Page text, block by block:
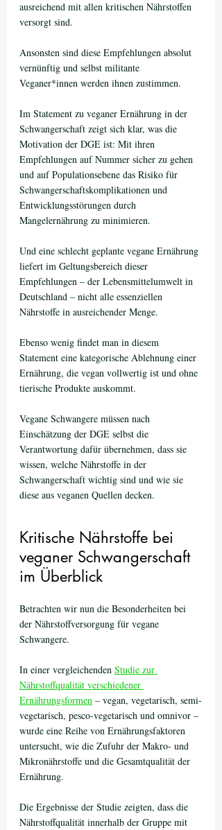
ausreichend mit allen kritischen Nährstoffen
versorgt sind.
Ansonsten sind diese Empfehlungen absolut
vernünftig und selbst militante
Veganer*innen werden ihnen zustimmen.
Im Statement zu veganer Ernährung in der
Schwangerschaft zeigt sich klar, was die
Motivation der DGE ist: Mit ihren
Empfehlungen auf Nummer sicher zu gehen
und auf Populationsebene das Risiko für
Schwangerschaftskomplikationen und
Entwicklungsstörungen durch
Mangelernährung zu minimieren.
Und eine schlecht geplante vegane Ernährung
liefert im Geltungsbereich dieser
Empfehlungen – der Lebensmittelumwelt in
Deutschland – nicht alle essenziellen
Nährstoffe in ausreichender Menge.
Ebenso wenig findet man in diesem
Statement eine kategorische Ablehnung einer
Ernährung, die vegan vollwertig ist und ohne
tierische Produkte auskommt.
Vegane Schwangere müssen nach
Einschätzung der DGE selbst die
Verantwortung dafür übernehmen, dass sie
wissen, welche Nährstoffe in der
Schwangerschaft wichtig sind und wie sie
diese aus veganen Quellen decken.
Kritische Nährstoffe bei
veganer Schwangerschaft
im Überblick
Betrachten wir nun die Besonderheiten bei
der Nährstoffversorgung für vegane
Schwangere.
In einer vergleichenden Studie zur
Nährstoffqualität verschiedener
Ernährungsformen – vegan, vegetarisch, semi-
vegetarisch, pesco-vegetarisch und omnivor –
wurde eine Reihe von Ernährungsfaktoren
untersucht, wie die Zufuhr der Makro- und
Mikronährstoffe und die Gesamtqualität der
Ernährung.
Die Ergebnisse der Studie zeigten, dass die
Nährstoffqualität innerhalb der Gruppe mit